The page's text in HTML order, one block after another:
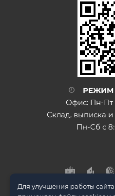
РЕЖИМ
Офис: Пн-Пт
Склад, выписка
Пн-Сб с
Для улучшения работы